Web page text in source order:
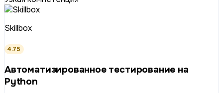
Skillbox
4.75
Ав­то­ма­ти­зи­ро­ван­ное тестирование на
Python